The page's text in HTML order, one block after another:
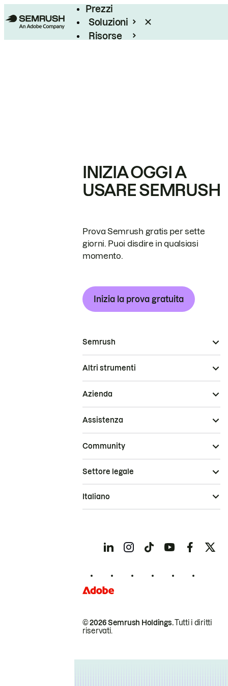
Prezzi
Soluzioni
Risorse
INIZIA OGGI A
USARE SEMRUSH
Prova Semrush gratis per sette
giorni. Puoi disdire in qualsiasi
momento.
Inizia la prova gratuita
Semrush
Altri strumenti
Azienda
Assistenza
Community
© 2026 Semrush Holdings.Tutti i diritti
riservati.
Settore legale
Italiano